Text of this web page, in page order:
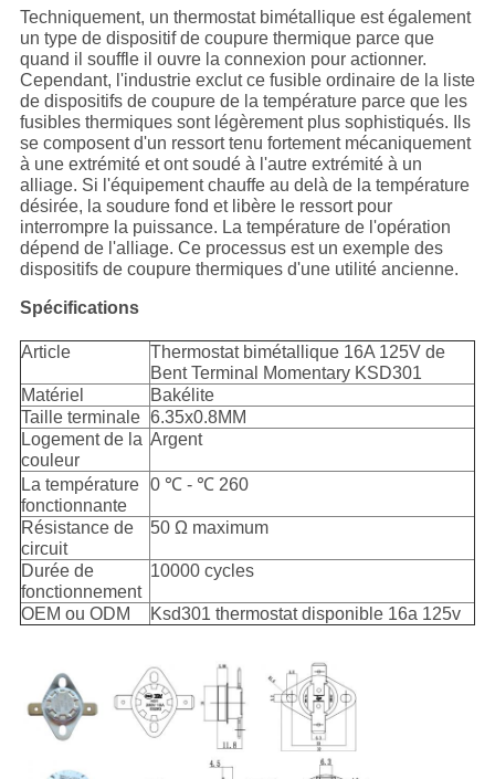
Techniquement, un thermostat bimétallique est également
un type de dispositif de coupure thermique parce que
quand il souffle il ouvre la connexion pour actionner.
Cependant, l'industrie exclut ce fusible ordinaire de la liste
de dispositifs de coupure de la température parce que les
fusibles thermiques sont légèrement plus sophistiqués. Ils
se composent d'un ressort tenu fortement mécaniquement
à une extrémité et ont soudé à l'autre extrémité à un
alliage. Si l'équipement chauffe au delà de la température
désirée, la soudure fond et libère le ressort pour
interrompre la puissance. La température de l'opération
dépend de l'alliage. Ce processus est un exemple des
dispositifs de coupure thermiques d'une utilité ancienne.
Spécifications
Article
Thermostat bimétallique 16A 125V de
Bent Terminal Momentary KSD301
Matériel
Bakélite
Taille terminale 6.35x0.8MM
Logement de la
couleur
Argent
La température
fonctionnante
0 ℃ - ℃ 260
Résistance de
circuit
50 Ω maximum
Durée de
fonctionnement
10000 cycles
OEM ou ODM Ksd301 thermostat disponible 16a 125v